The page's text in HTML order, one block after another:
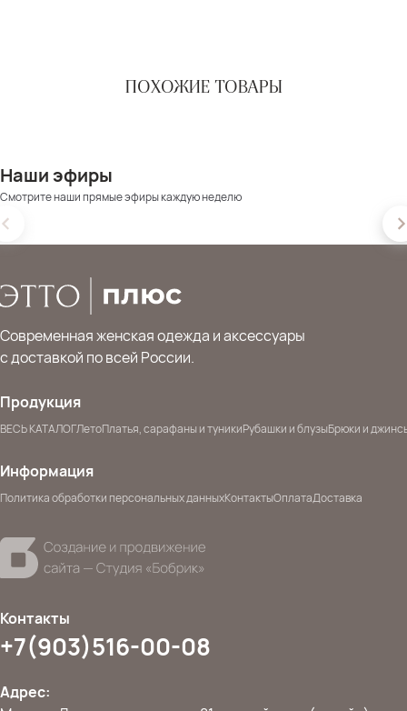
ПОХОЖИЕ ТОВАРЫ
Наши эфиры
Смотрите наши прямые эфиры каждую неделю
Современная женская одежда и аксессуары
с доставкой по всей России.
Продукция
ВЕСЬ КАТАЛОГЛетоПлатья, сарафаны и туникиРубашки и блузыБрюки и
Информация
Политика обработки персональных данныхКонтактыОплатаДоставка
Контакты
+7(903)516-00-08
Адрес: